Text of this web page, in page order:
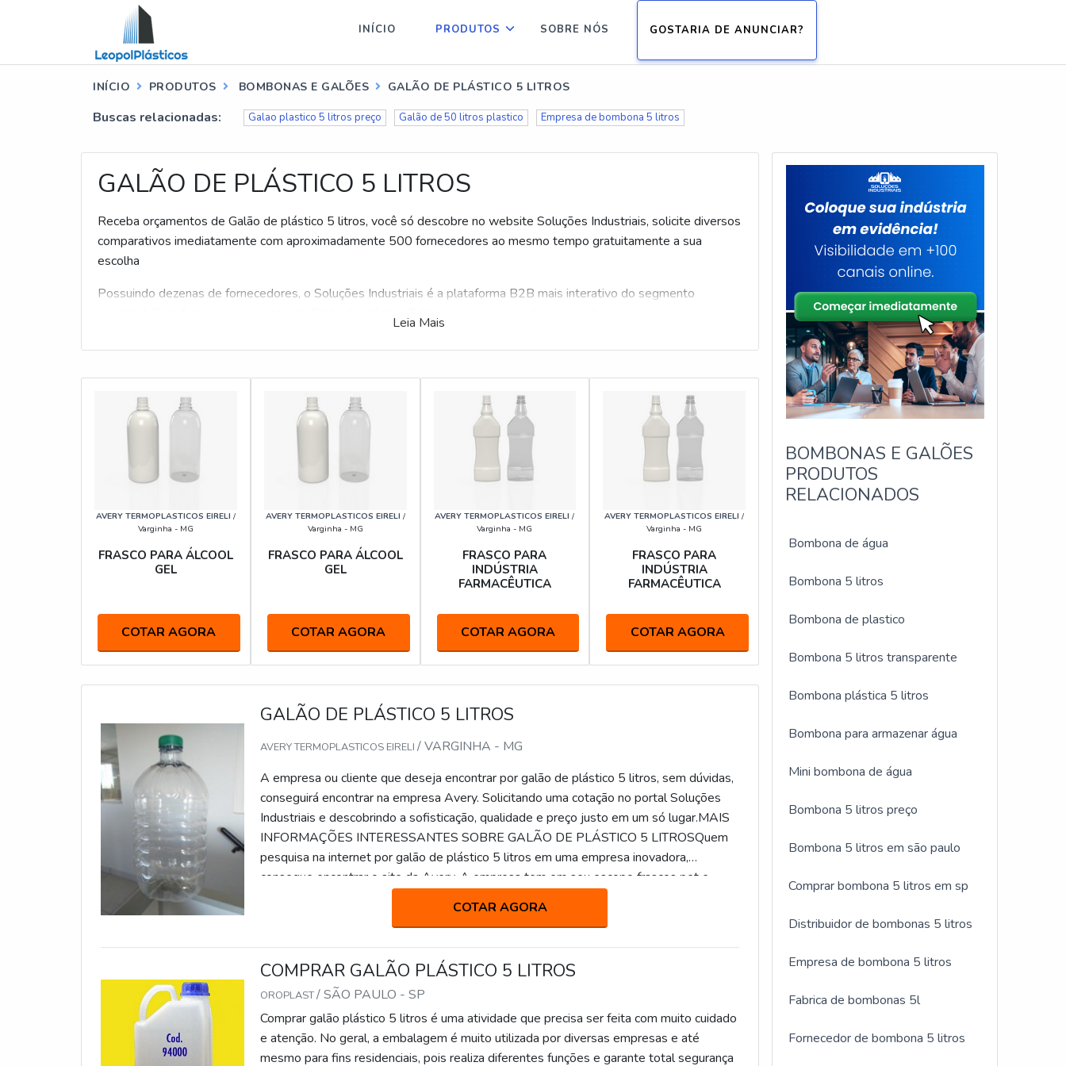
INÍCIO PRODUTOS SOBRE NÓS GOSTARIA DE ANUNCIAR?
INÍCIO PRODUTOS BOMBONAS E GALÕES GALÃO DE PLÁSTICO 5 LITROS
Buscas relacionadas: Galao plastico 5 litros preço Galão de 50 litros plastico Empresa de bombona 5 litros
GALÃO DE PLÁSTICO 5 LITROS
Receba orçamentos de Galão de plástico 5 litros, você só descobre no website Soluções Industriais, solicite diversos
comparativos imediatamente com aproximadamente 500 fornecedores ao mesmo tempo gratuitamente a sua
escolha
Possuindo dezenas de fornecedores, o Soluções Industriais é a plataforma B2B mais interativo do segmento
Leia Mais
AVERY TERMOPLASTICOS EIRELI /
Varginha - MG
FRASCO PARA ÁLCOOL
GEL
COTAR AGORA
AVERY TERMOPLASTICOS EIRELI /
Varginha - MG
FRASCO PARA ÁLCOOL
GEL
COTAR AGORA
AVERY TERMOPLASTICOS EIRELI /
Varginha - MG
FRASCO PARA
INDÚSTRIA
FARMACÊUTICA
COTAR AGORA
AVERY TERMOPLASTICOS EIRELI /
Varginha - MG
FRASCO PARA
INDÚSTRIA
FARMACÊUTICA
COTAR AGORA
GALÃO DE PLÁSTICO 5 LITROS
AVERY TERMOPLASTICOS EIRELI/ VARGINHA - MG
A empresa ou cliente que deseja encontrar por galão de plástico 5 litros, sem dúvidas,
conseguirá encontrar na empresa Avery. Solicitando uma cotação no portal Soluções
Industriais e descobrindo a sofisticação, qualidade e preço justo em um só lugar.MAIS
INFORMAÇÕES INTERESSANTES SOBRE GALÃO DE PLÁSTICO 5 LITROSQuem
pesquisa na internet por galão de plástico 5 litros em uma empresa inovadora,
consegue encontrar o site da Avery. A empresa tem em seu escopo frascos pet e
total na qualidade.Não obstante, quando falamos em galão de plástico 5 litros, mais do
qualidade e excelente custo-benefício, características simples mas que mostram o
comprometimento da empresa com seus clientes.Existem muitas formas diferentes de
demonstrar conhecimento e autoridade em sua área de atuação. Por que a Avery é a
melhor opção quando pesquisar por galão de plástico 5 litros: Colaboradores proativos;
Profissionais com vasta experiência nas diversas áreas de atuação; Equipe de alta
qualidade; Escritório de alta qualidade onde são realizadas as atividades; Cuidados e
COTAR AGORA
COMPRAR GALÃO PLÁSTICO 5 LITROS
OROPLAST/ SÃO PAULO - SP
Comprar galão plástico 5 litros é uma atividade que precisa ser feita com muito cuidado
e atenção. No geral, a embalagem é muito utilizada por diversas empresas e até
mesmo para fins residenciais, pois realiza diferentes funções e garante total segurança
BOMBONAS E GALÕES
PRODUTOS
RELACIONADOS
Bombona de água
Bombona 5 litros
Bombona de plastico
Bombona 5 litros transparente
Bombona plástica 5 litros
Bombona para armazenar água
Mini bombona de água
Bombona 5 litros preço
Bombona 5 litros em são paulo
Comprar bombona 5 litros em sp
Distribuidor de bombonas 5 litros
Empresa de bombona 5 litros
Fabrica de bombonas 5l
Fornecedor de bombona 5 litros